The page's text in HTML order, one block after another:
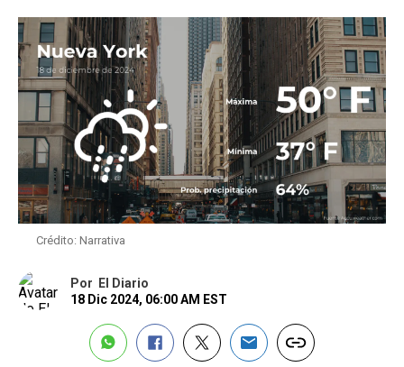
Crédito: Narrativa
Por
El Diario
18 Dic 2024, 06:00 AM EST